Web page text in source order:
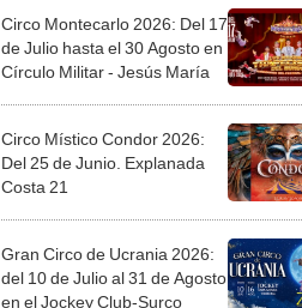
Circo Montecarlo 2026: Del 17
de Julio hasta el 30 Agosto en
Círculo Militar - Jesús María
Circo Místico Condor 2026:
Del 25 de Junio. Explanada
Costa 21
Gran Circo de Ucrania 2026:
del 10 de Julio al 31 de Agosto
en el Jockey Club-Surco